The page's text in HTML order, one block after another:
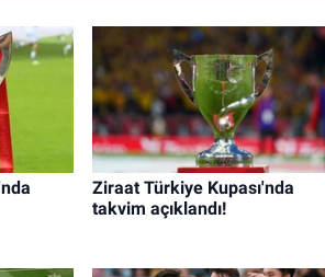
Ziraat Türkiye Kupası'nda
takvim açıklandı!